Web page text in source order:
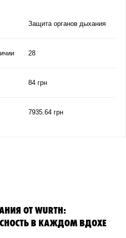
Защита органов дыхания
28
84 грн
7935.64 грн
ОТ WURTH:
В КАЖДОМ ВДОХЕ